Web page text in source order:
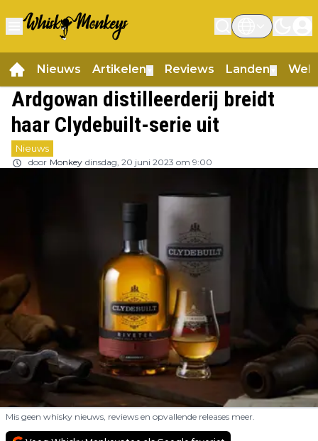
Nieuws Artikelen Reviews Landen
Ardgowan distilleerderij breidt
haar Clydebuilt-serie uit
Nieuws
door Monkey dinsdag, 20 juni 2023 om 9:00
Mis geen whisky nieuws, reviews en opvallende releases meer.